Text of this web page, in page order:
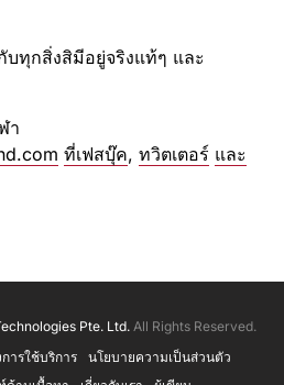
ทุกสิ่งสิมีอยู่จริงแท้ๆ และ
า
ที่เฟสบุ๊ค, ทวิตเตอร์ และ
Pte. Ltd.All Rights Reserved.
ารใช้บริการ
นโยบายความเป็นส่วนตัว